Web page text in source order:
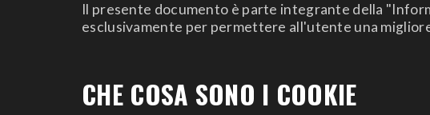
Il presente documento è parte integrante della
esclusivamente per permettere all'utente una
CHE COSA SONO I COOKIE